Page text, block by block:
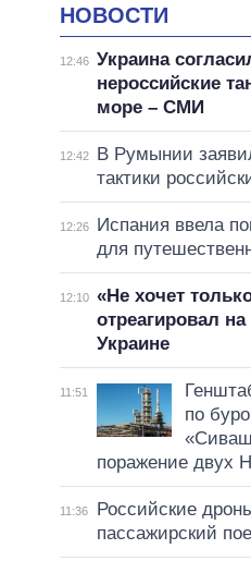
НОВОСТИ
12:46 Украина
нероссийские
море – СМИ
12:42
В Румынии
тактики
12:26
Испания ввела
для
12:10 «Не хочет
отреагировал
Украине
11:51
по
поражение двух
11:36
Российские
пассажирский